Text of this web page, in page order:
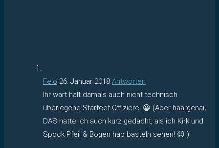
Felo 26. Januar 2018 Antworten
Ihr wart halt damals auch nicht technisch
überlegene Starfeet-Offiziere! 😀 (Aber haargenau
DAS hatte ich auch kurz gedacht, als ich Kirk und
Spock Pfeil & Bogen hab basteln sehen! 😉 )